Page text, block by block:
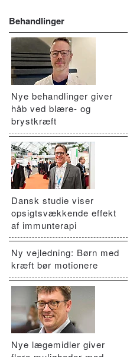
Behandlinger
Nye behandlinger giver
håb ved blære- og
brystkræft
Dansk studie viser
opsigtsvækkende effekt
af immunterapi
Ny vejledning: Børn med
kræft bør motionere
Nye lægemidler giver